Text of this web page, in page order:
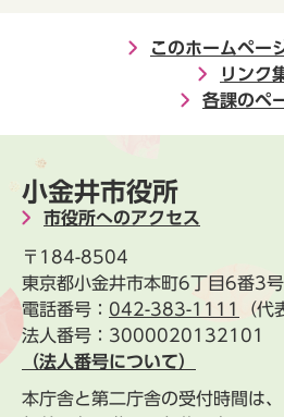
このホームペー
リンク
各課のペ
小金井市役所
市役所へのアクセス
〒184-8504
東京都小金井市本町6丁目6番3号
電話番号： 042-383-1111
（代
法人番号：3000020132101
（法人番号について）
本庁舎と第二庁舎の受付時間は、